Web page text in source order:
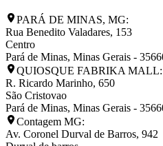
PARÁ DE MINAS, MG:
Rua Benedito Valadares, 153
Centro
Pará de Minas, Minas Gerais -
QUIOSQUE FABRIKA MALL:
R. Ricardo Marinho, 650
São Cristovao
Pará de Minas, Minas Gerais -
Contagem MG:
Av. Coronel Durval de Barros, 942